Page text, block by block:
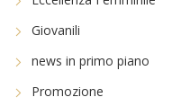
Giovanili
news in primo piano
Promozione